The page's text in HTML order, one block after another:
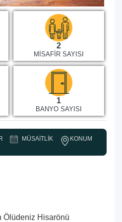
2
MISAFIR SAYISI
1
BANYO SAYISI
MÜSAITLIK KONUM
Ölüdeniz Hisarönü